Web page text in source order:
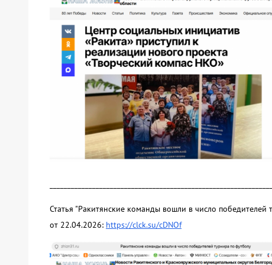
Статья "Ракитянские команды вошли в число
от 22.04.2026: https://clck.su/cDNOf